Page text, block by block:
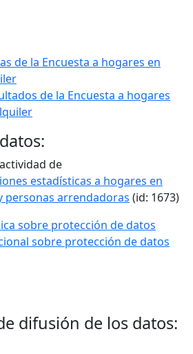
de la Encuesta a hogares en
de la Encuesta a hogares
de
estadísticas a hogares en
personas arrendadoras (id: 1673)
sobre protección de datos
sobre protección de datos
difusión de los datos: